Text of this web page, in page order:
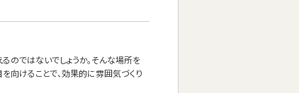
のではないでしょうか。そんな場所を
向けることで、効果的に雰囲気づくり